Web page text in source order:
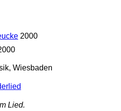
2000
Wiesbaden
Lied.